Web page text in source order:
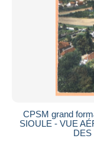
CPSM grand
SIOULE - VUE
DES